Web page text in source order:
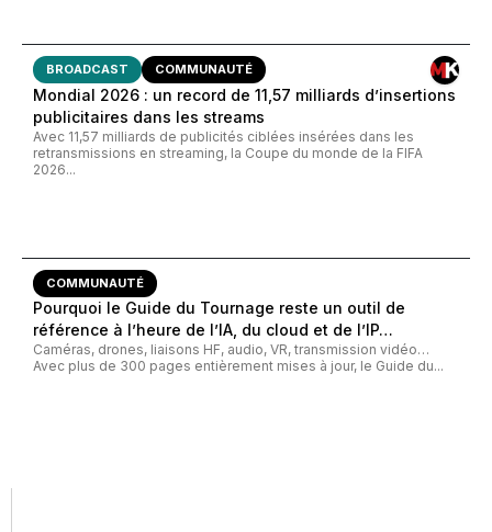
BROADCAST COMMUNAUTÉ
Mondial 2026 : un record de 11,57 milliards d’insertions
publicitaires dans les streams
Avec 11,57 milliards de publicités ciblées insérées dans les
retransmissions en streaming, la Coupe du monde de la FIFA
2026...
COMMUNAUTÉ
Pourquoi le Guide du Tournage reste un outil de
référence à l’heure de l’IA, du cloud et de l’IP…
Caméras, drones, liaisons HF, audio, VR, transmission vidéo…
Avec plus de 300 pages entièrement mises à jour, le Guide du...